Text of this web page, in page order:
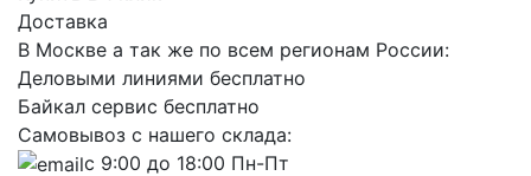
Доставка
В Москве а так же по всем регионам России:
Деловыми линиями бесплатно
Байкал сервис бесплатно
Самовывоз с нашего склада:
с 9:00 до 18:00 Пн-Пт